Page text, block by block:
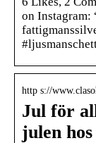
on Instagram:
http s://
Jul för
julen